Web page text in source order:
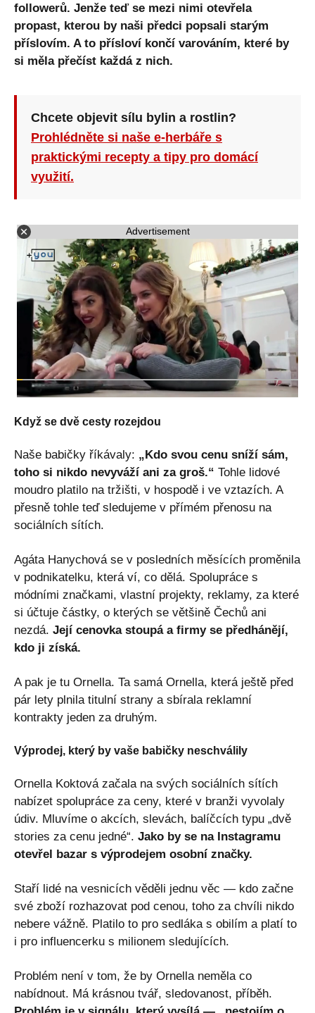
followerů. Jenže teď se mezi nimi otevřela
propast, kterou by naši předci popsali starým
příslovím. A to přísloví končí varováním, které by
si měla přečíst každá z nich.
Chcete objevit sílu bylin a rostlin?
Prohlédněte si naše e-herbáře s
praktickými recepty a tipy pro domácí
využití.
Advertisement
Když se dvě cesty rozejdou
Naše babičky říkávaly: „Kdo svou cenu sníží sám,
toho si nikdo nevyváží ani za groš.“ Tohle lidové
moudro platilo na tržišti, v hospodě i ve vztazích. A
přesně tohle teď sledujeme v přímém přenosu na
sociálních sítích.
Agáta Hanychová se v posledních měsících proměnila
v podnikatelku, která ví, co dělá. Spolupráce s
módními značkami, vlastní projekty, reklamy, za které
si účtuje částky, o kterých se většině Čechů ani
nezdá. Její cenovka stoupá a firmy se předhánějí,
kdo ji získá.
A pak je tu Ornella. Ta samá Ornella, která ještě před
pár lety plnila titulní strany a sbírala reklamní
kontrakty jeden za druhým.
Výprodej, který by vaše babičky neschválily
Ornella Koktová začala na svých sociálních sítích
nabízet spolupráce za ceny, které v branži vyvolaly
údiv. Mluvíme o akcích, slevách, balíčcích typu „dvě
stories za cenu jedné“. Jako by se na Instagramu
otevřel bazar s výprodejem osobní značky.
Staří lidé na vesnicích věděli jednu věc — kdo začne
své zboží rozhazovat pod cenou, toho za chvíli nikdo
nebere vážně. Platilo to pro sedláka s obilím a platí to
i pro influencerku s milionem sledujících.
Problém není v tom, že by Ornella neměla co
nabídnout. Má krásnou tvář, sledovanost, příběh.